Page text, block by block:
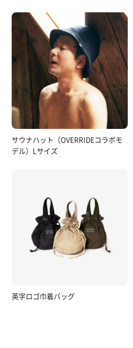
サウナハット（OVERRIDEコラボモ
デル）Lサイズ
英字ロゴ巾着バッグ